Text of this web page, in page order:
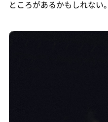
ところがあるかもしれない。